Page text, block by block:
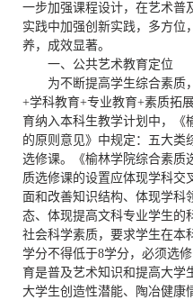
一步加强课程设计，在艺术普
实践中加强创新实践，多方位
养，成效显著。
一、 公共艺术教育定位
为不断提高学生综合素质
+学科教育+专业教育+素质拓
育纳入本科生教学计划中，《
的原则意见》中规定：五大类
选修课。《榆林学院综合素质
质选修课的设置应体现学科交
面和改善知识结构、体现学科
态、体现提高文科专业学生的
社会科学素质，要求学生在本
学分不得低于8学分，必须选修
育是普及艺术知识和提高大学
大学生创造性潜能、陶冶健康